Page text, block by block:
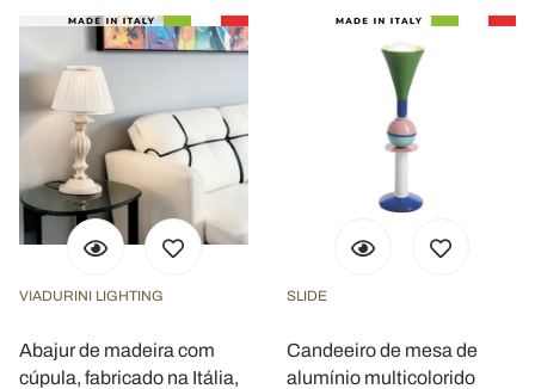
VIADURINI LIGHTING
Abajur de madeira com
cúpula, fabricado na Itália,
SLIDE
Candeeiro de mesa de
alumínio multicolorido